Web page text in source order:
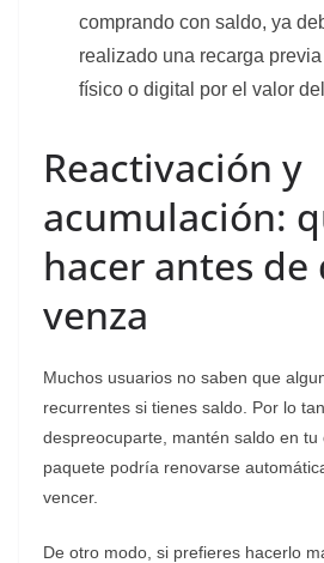
comprando con saldo, ya
realizado una recarga
físico o digital por el valor
Reactivación y
acumulación:
hacer antes de
venza
Muchos usuarios no saben que
recurrentes si tienes saldo. Por lo
despreocuparte, mantén saldo en tu
paquete podría renovarse
vencer.
De otro modo, si prefieres hacerlo